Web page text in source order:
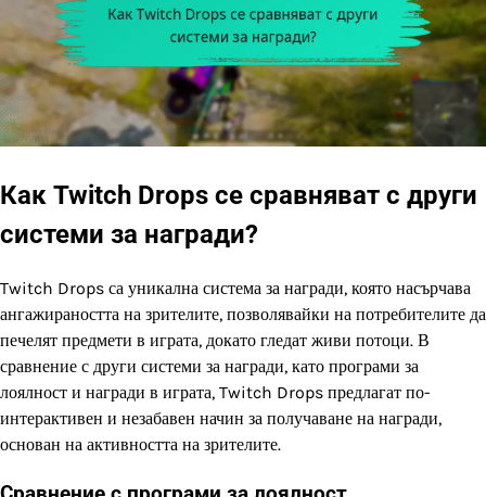
Как Twitch Drops се сравняват с други
системи за награди?
Twitch Drops са уникална система за награди, която насърчава
ангажираността на зрителите, позволявайки на потребителите да
печелят предмети в играта, докато гледат живи потоци. В
сравнение с други системи за награди, като програми за
лоялност и награди в играта, Twitch Drops предлагат по-
интерактивен и незабавен начин за получаване на награди,
основан на активността на зрителите.